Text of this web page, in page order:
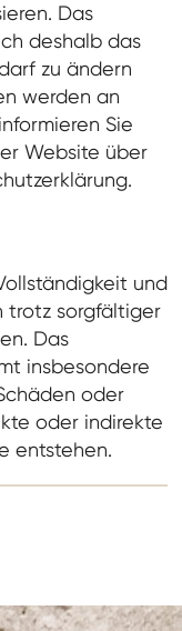
Das
deshalb das
zu ändern
werden an
Sie
Website über
und
trotz sorgfältiger
Das
insbesondere
oder
oder indirekte
entstehen.